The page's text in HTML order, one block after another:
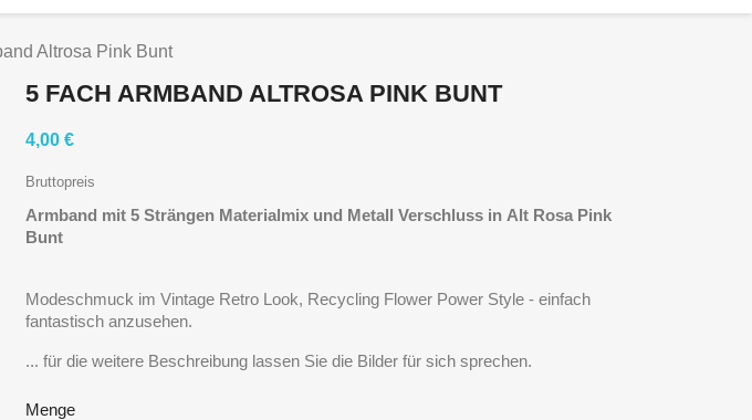
Altrosa Pink Bunt
5 FACH ARMBAND ALTROSA PINK BUNT
4,00 €
Bruttopreis
Armband mit 5 Strängen Materialmix und Metall Verschluss in Alt Rosa Pink
Bunt
Modeschmuck im Vintage Retro Look, Recycling Flower Power Style - einfach
fantastisch anzusehen.
... für die weitere Beschreibung lassen Sie die Bilder für sich sprechen.
Menge